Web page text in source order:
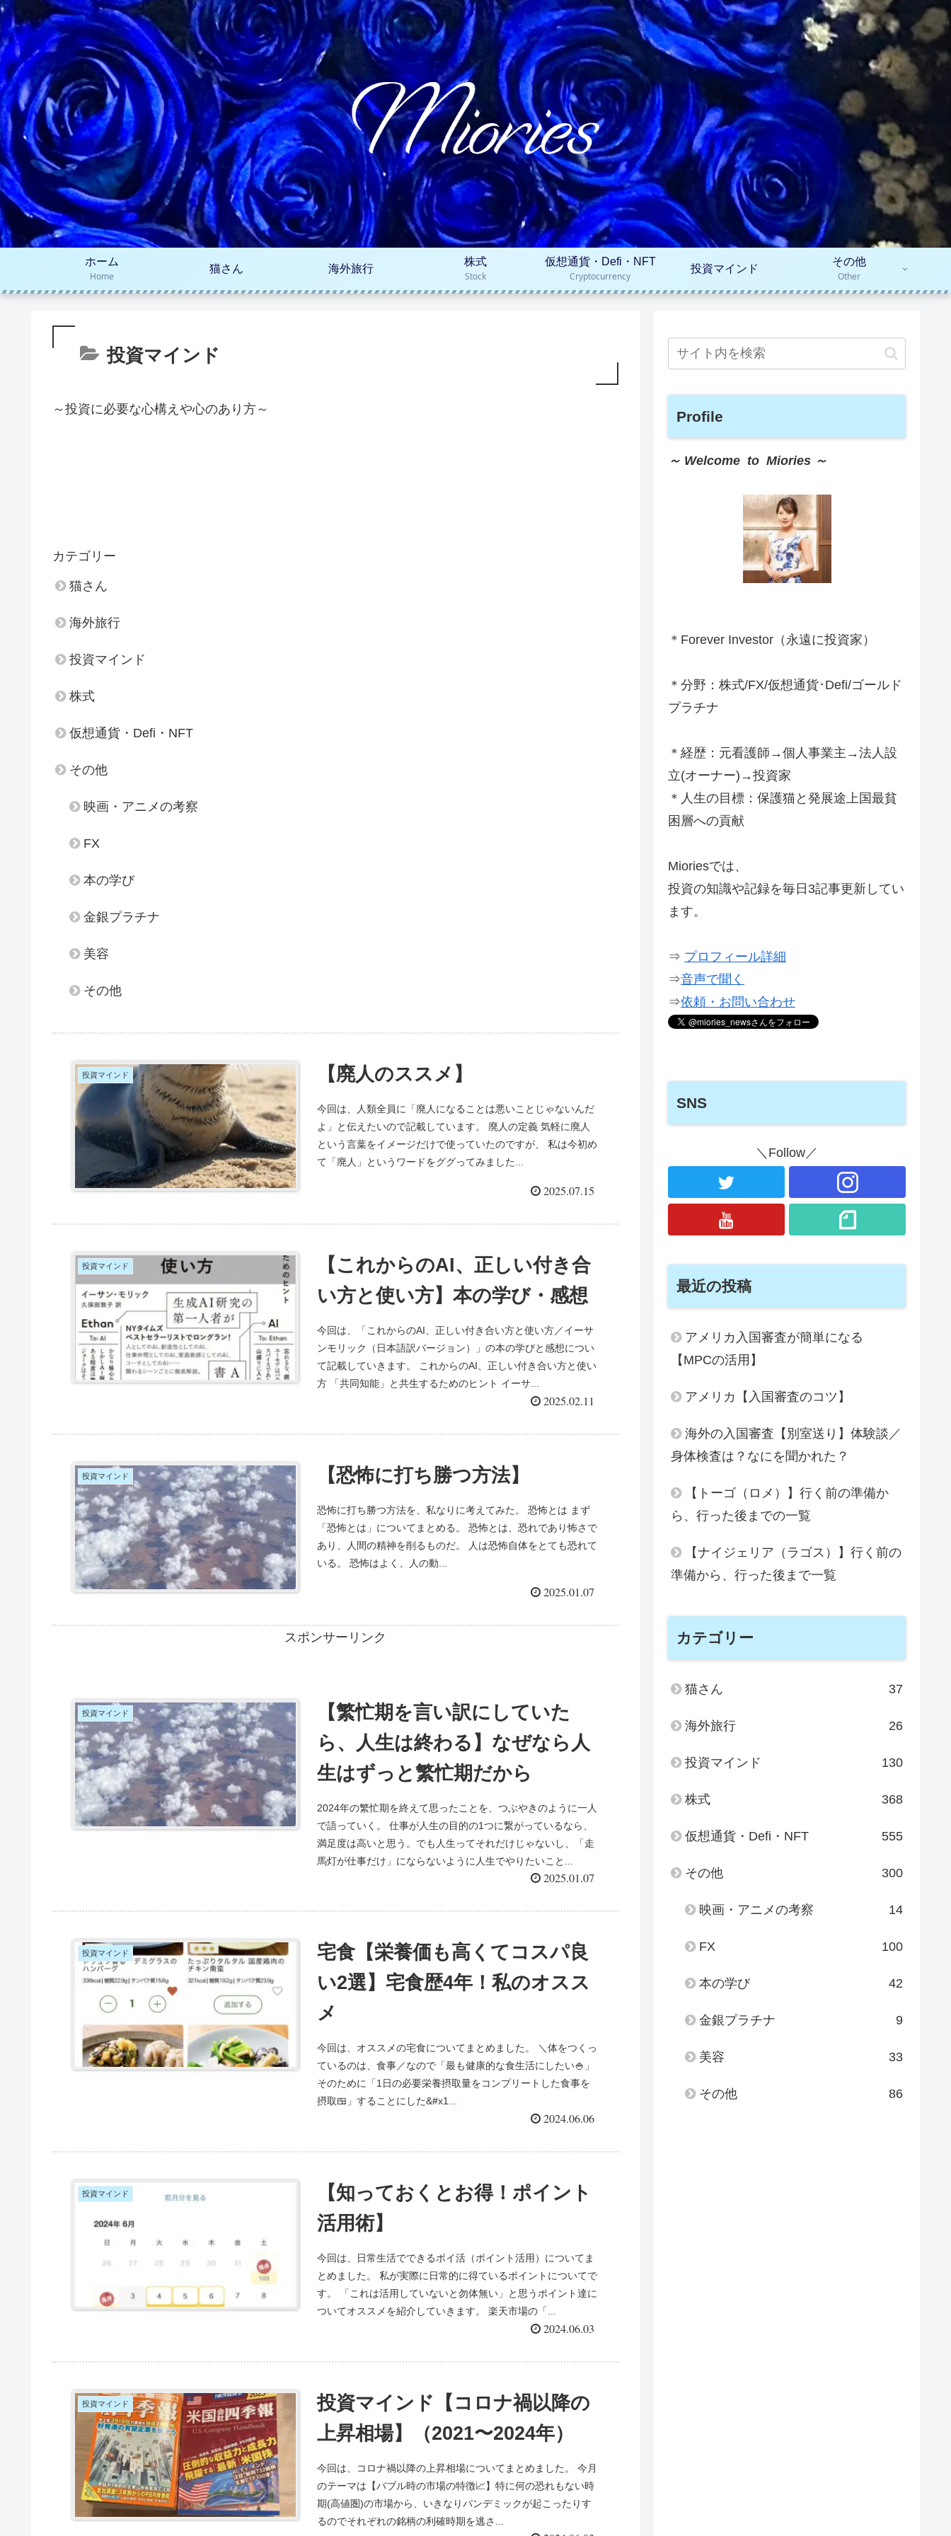
ホーム
Home
猫さん 海外旅行
株式
Stock
仮想通貨・Defi・NFT
Cryptocurrency
投資マインド
その他
Other
投資マインド
～投資に必要な心構えや心のあり方～
カテゴリー
猫さん
海外旅行
投資マインド
株式
仮想通貨・Defi・NFT
その他
映画・アニメの考察
FX
本の学び
金銀プラチナ
美容
その他
投資マインド 【廃人のススメ】
今回は、人類全員に「廃人になることは悪いことじゃないんだ
よ」と伝えたいので記載しています。 廃人の定義 気軽に廃人
という言葉をイメージだけで使っていたのですが、 私は今初め
て「廃人」というワードをググってみました...
2025.07.15
投資マインド
【これからのAI、正しい付き合
い方と使い方】本の学び・感想
今回は、「これからのAI、正しい付き合い方と使い方／イーサ
ンモリック（日本語訳バージョン）」の本の学びと感想につい
て記載していきます。 これからのAI、正しい付き合い方と使い
方 「共同知能」と共生するためのヒント イーサ...
2025.02.11
投資マインド 【恐怖に打ち勝つ方法】
恐怖に打ち勝つ方法を、私なりに考えてみた。 恐怖とは まず
「恐怖とは」についてまとめる。 恐怖とは、恐れであり怖さで
あり、人間の精神を削るものだ。 人は恐怖自体をとても恐れて
いる。 恐怖はよく、人の動...
2025.01.07
スポンサーリンク
投資マインド
【繁忙期を言い訳にしていた
ら、人生は終わる】なぜなら人
生はずっと繁忙期だから
2024年の繁忙期を終えて思ったことを、つぶやきのように一人
で語っていく。 仕事が人生の目的の1つに繋がっているなら、
満足度は高いと思う。でも人生ってそれだけじゃないし、「走
馬灯が仕事だけ」にならないように人生でやりたいこと...
2025.01.07
投資マインド
宅食【栄養価も高くてコスパ良
い2選】宅食歴4年！私のオスス
メ
今回は、オススメの宅食についてまとめました。 ＼体をつくっ
ているのは、食事／なので「最も健康的な食生活にしたい🍚」
そのために「1日の必要栄養摂取量をコンプリートした食事を
摂取🍱」することにした&#x1...
2024.06.06
投資マインド
【知っておくとお得！ポイント
活用術】
今回は、日常生活でできるポイ活（ポイント活用）についてま
とめました。 私が実際に日常的に得ているポイントについてで
す。 「これは活用していないと勿体無い」と思うポイント達に
ついてオススメを紹介していきます。 楽天市場の「...
2024.06.03
投資マインド
投資マインド【コロナ禍以降の
上昇相場】（2021〜2024年）
今回は、コロナ禍以降の上昇相場についてまとめました。 今月
のテーマは【バブル時の市場の特徴📈】特に何の恐れもない時
期(高値圏)の市場から、いきなりパンデミックが起こったりす
るのでそれぞれの銘柄の利確時期を逃さ...
Profile
～ Welcome to Miories ～
＊Forever Investor （永遠に投資家）
＊分野：株式/FX/仮想通貨･Defi/ゴールド
プラチナ
＊経歴：元看護師→個人事業主→法人設
立(オーナー)→投資家
＊人生の目標：保護猫と発展途上国最貧
困層への貢献
Mioriesでは、
投資の知識や記録を毎日3記事更新してい
ます。
⇒ プロフィール詳細
⇒音声で聞く
⇒依頼・お問い合わせ
SNS
＼Follow／
最近の投稿
アメリカ入国審査が簡単になる
【MPCの活用】
アメリカ【入国審査のコツ】
海外の入国審査【別室送り】体験談／
身体検査は？なにを聞かれた？
【トーゴ（ロメ）】行く前の準備か
ら、行った後までの一覧
【ナイジェリア（ラゴス）】行く前の
準備から、行った後まで一覧
カテゴリー
猫さん 37
海外旅行 26
投資マインド 130
株式 368
仮想通貨・Defi・NFT 555
その他 300
映画・アニメの考察 14
FX 100
本の学び 42
金銀プラチナ 9
美容 33
その他 86